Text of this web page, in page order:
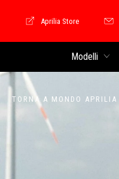
Moto Guzzi Store
Aprilia Store
Modelli
TORNA A MONDO APRILIA